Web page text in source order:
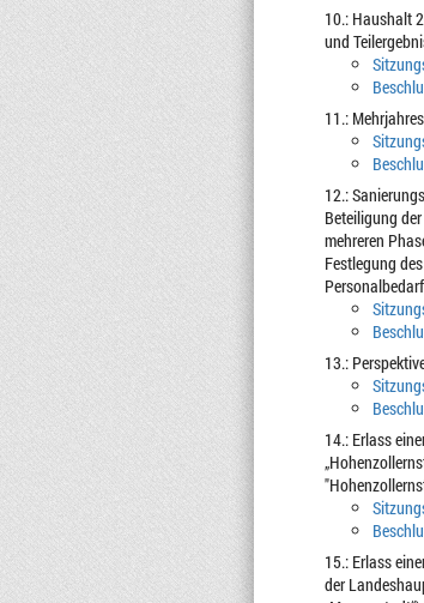
10.: Haushalt
und
11.:
12.:
Beteiligung
mehreren
Festlegung
13.:
14.: Erlass
15.: Erlass
der